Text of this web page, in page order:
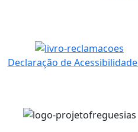
Declaração de Acessibilidade